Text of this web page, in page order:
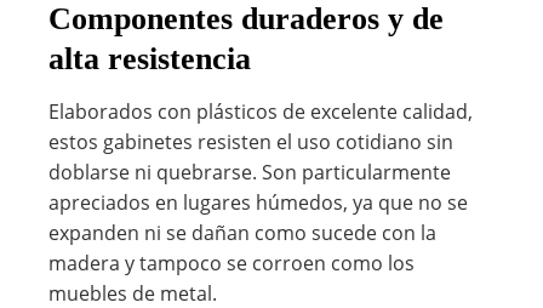
Componentes duraderos y de
alta resistencia
Elaborados con plásticos de excelente calidad,
estos gabinetes resisten el uso cotidiano sin
doblarse ni quebrarse. Son particularmente
apreciados en lugares húmedos, ya que no se
expanden ni se dañan como sucede con la
madera y tampoco se corroen como los
muebles de metal.